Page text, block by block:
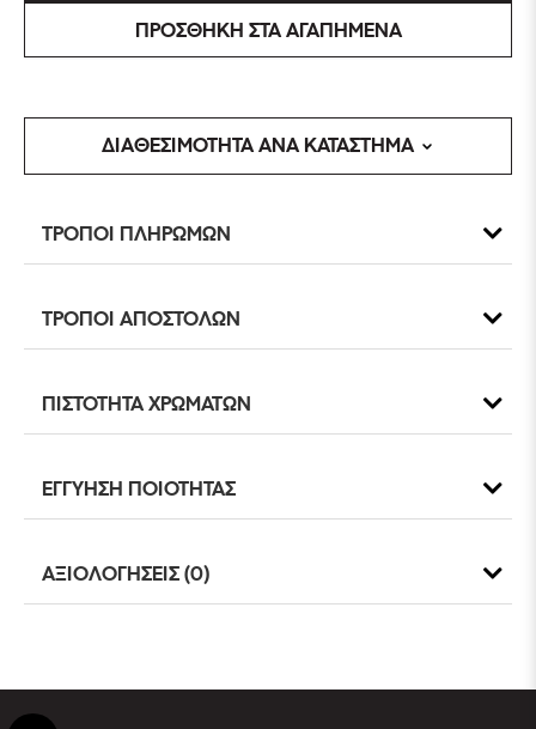
ΠΡΟΣΘΗΚΗ ΣΤΑ ΑΓΑΠΗΜΕΝΑ
ΔΙΑΘΕΣΙΜΟΤΗΤΑ ΑΝΑ ΚΑΤΑΣΤΗΜΑ
ΤΡΟΠΟΙ ΠΛΗΡΩΜΩΝ
ΤΡΟΠΟΙ ΑΠΟΣΤΟΛΩΝ
ΠΙΣΤΟΤΗΤΑ ΧΡΩΜΑΤΩΝ
ΕΓΓΥΗΣΗ ΠΟΙΟΤΗΤΑΣ
ΑΞΙΟΛΟΓΗΣΕΙΣ (0)